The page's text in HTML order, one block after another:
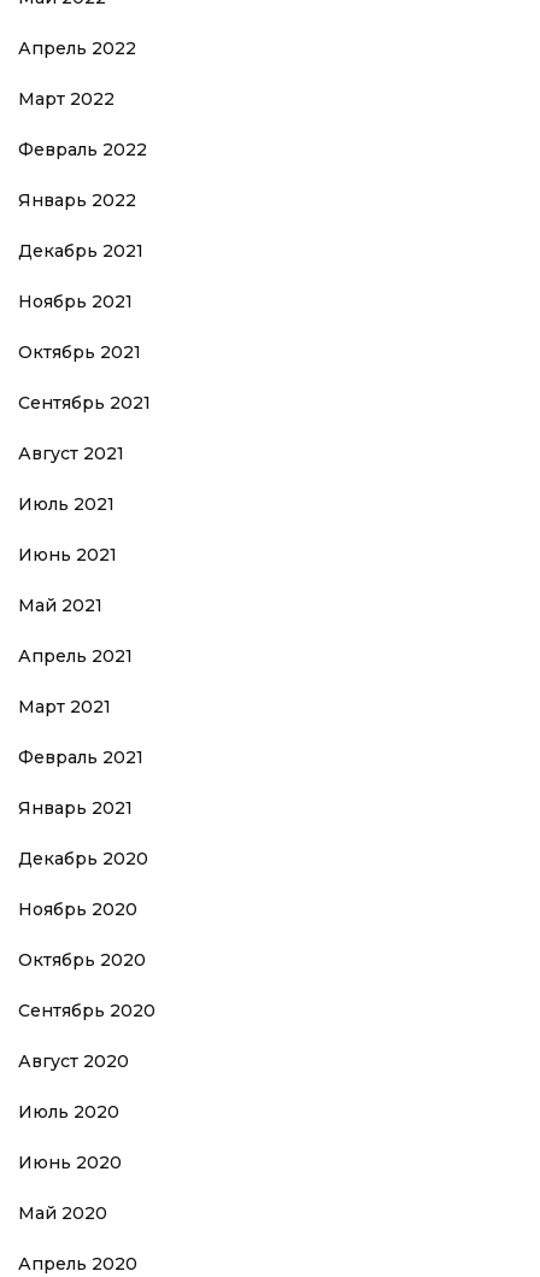
Апрель 2022
Март 2022
Февраль 2022
Январь 2022
Декабрь 2021
Ноябрь 2021
Октябрь 2021
Сентябрь 2021
Август 2021
Июль 2021
Июнь 2021
Май 2021
Апрель 2021
Март 2021
Февраль 2021
Январь 2021
Декабрь 2020
Ноябрь 2020
Октябрь 2020
Сентябрь 2020
Август 2020
Июль 2020
Июнь 2020
Май 2020
Апрель 2020